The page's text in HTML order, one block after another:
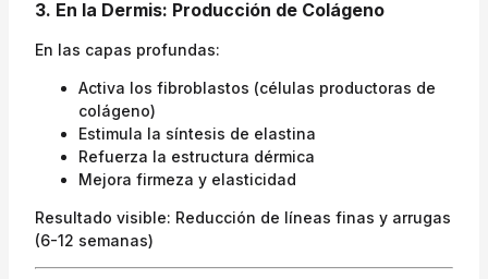
3. En la Dermis: Producción de Colágeno
En las capas profundas:
Activa los fibroblastos (células productoras de
colágeno)
Estimula la síntesis de elastina
Refuerza la estructura dérmica
Mejora firmeza y elasticidad
Resultado visible: Reducción de líneas finas y arrugas
(6-12 semanas)